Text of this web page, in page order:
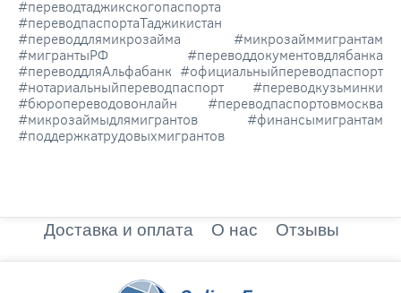
#переводтаджикскогопаспорта
#переводпаспортаТаджикистан
#переводдлямикрозайма #микрозайммигрантам
#мигрантыРФ #переводдокументовдлябанка
#переводдляАльфабанк #официальныйпереводпаспорт
#нотариальныйпереводпаспорт #переводкузьминки
#бюропереводовонлайн #переводпаспортовмосква
#микрозаймыдлямигрантов #финансымигрантам
#поддержкатрудовыхмигрантов
Доставка и оплата О нас Отзывы